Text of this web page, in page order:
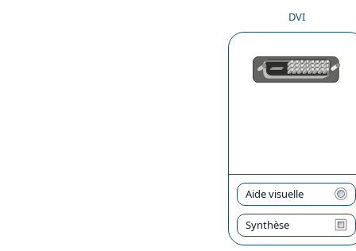
DVI
Aide visuelle
Synthèse